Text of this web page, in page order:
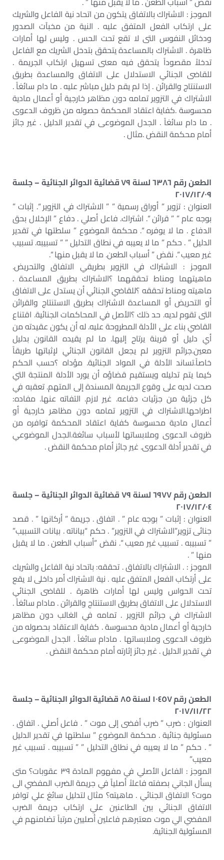
الموجز : الاشتراك بالاتفاق يتكون من اتحاد نية الفاعل والشريك
على ارتكاب الفعل المتفق عليه . النية من مخبآت الصدور
ودخائل النفوس التى لا تقع تحت الحس . وليس لها أمارات
ظاهرة . الاشتراك بالمساعدة يتحقق بتدخل الشريك مع الفاعل
تدخلاً مقصوداً يتحقق فيه معنى تسهيل ارتكاب الجريمة .
للقاضى الجنائي الاستدلال على الاتفاق والمساعدة بطريق
الاستنتاج والقرائن . إذا لم يقم دليل مباشر عليه . ما دام سائغاً .
الاشتراك في التزوير تمامه دون مظاهر خارجية أو أعمال مادية
محسوسة .كفاية اعتقاد المحكمة حصوله من ظروف الدعوى
. ما دام سائغاً . الجدل الموضوعى في تقدير الدليل . غير جائز
أمام محكمة النقض .مثال .
الطعن رقم ٦٣٨٦ لسنة ٧٩ قضائية الدوائر الجنائية – جلسة
٢٠١٧/١٢/٠٩
العنوان : تزوير ” أوراق رسمية ” ” الاشتراك في التزوير “. إثبات ”
بوجه عام ” ” قرائن “. اشتراك. فاعل أصلي . دفاع ” الإخلال بحق
الدفاع . ما لا يوفره “. محكمة الموضوع ” سلطتها في تقدير
الدليل ” . حكم ” ما لا يعيبه في نطاق التدليل ” ” تسبيبه. تسبيب
غير معيب “. نقض ” أسباب الطعن. ما لا يقبل منها “.
الموجز : الاشتراك في التزوير بطريقي الاتفاق والتحريض.
ماهيتهما ومناط تحققهما ؟الاشتراك بطريق المساعدة .
ماهيته ومناط تحققه ؟للقاضي الجنائي أن يستدل على الاتفاق
أو التحريض أو المساعدة الاشتراك بطريق الاستنتاج والقرائن
التى تقوم لديه. حد ذلك ؟الأصل في المحاكمات الجنائية. اقتناع
القاضي بناء على الأدلة المطروحة عليه. له أن يكون عقيدته من
أي دليل أو قرينة يرتاح إليها. ما لم يقيده القانون بدليل
معين.جرائم التزوير لم يجعل القانون الجنائي لإثباتها طريقاً
خاصاً.تساند الأدلة في المواد الجنائية. مؤداه ؟حسب الحكم
كيما يتم تدليله ويستقيم قضاؤه أن يورد الأدلة المنتجة التي
صحت لديه على وقوع الجريمة المسندة إلى المتهم. تعقبه في
كل جزئية من جزئيات دفاعه. غير لازم. التفاته عنها. مفاده:
اطراحها.الاشتراك في التزوير تمامه دون مظاهر خارجية أو
أعمال مادية محسوسة كفاية اعتقاد المحكمة توافره من
ظروف الدعوى وملابساتها لأسباب سائغة.الجدل الموضوعي
في تقدير أدلة الدعوى. غير جائز أمام محكمة النقض .
الطعن رقم ٦٩٧٧ لسنة ٧٩ قضائية الدوائر الجنائية – جلسة
٢٠١٧/١٢/٠٤
العنوان : إثبات ” بوجه عام ” . اتفاق . جريمة ” أركانها ” . قصد
جنائى تزوير”الاشتراك في التزوير” . حكم “بياناته . بيانات التسبيب”
” تسبيبه . تسبيب غير معيب “. نقض “أسباب الطعن . ما لا يقبل
منها ” .
الموجز : . الاشتراك بالاتفاق . تحققه: باتحاد نية الفاعل والشريك
على أرتكاب الفعل المتفق عليه . نية الاشتراك أمر داخلى لا يقع
تحت الحواس وليس لها أمارات ظاهرة . للقاضى الجنائي
الاستدلال على الاتفاق بطريق الاستنتاج والقرائن . مادام سائغاً .
الاشتراك في جرائم التزوير . تمامه في الغالب دون مظاهر
خارجية أو أعمال مادية محسوسة . كفاية الاعتقاد بحصوله من
ظروف الدعوى وملابساتها . مادام سائغاً . الجدل الموضوعى
في تقدير الدليل . غير جائز إثارته أمام محكمة النقض .
الطعن رقم ١٠٤٥٧ لسنة ٨٥ قضائية الدوائر الجنائية – جلسة
٢٠١٧/١١/٢٢
العنوان : ضرب ” ضرب أفضى إلى موت ” . فاعل أصلي . اتفاق .
مسئولية جنائية . محكمة الموضوع ” سلطتها في تقدير الدليل
” . حكم ” ما لا يعيبه في نطاق التدليل ” ” تسبيبه . تسبيب غير
معيب”
الموجز : الفاعل الأصلي في مفهوم المادة ٣٩ عقوبات؟ متى
يسأل الجاني بصفته فاعلاً أصلياً في جريمة الضرب المفضي الى
موت؟ الاتفاق الجنائي . ماهيته؟ مثال لتدليل سائغ علي توافر
الاتفاق الجنائي بين الطاعنين علي ارتكاب جريمة الضرب
المفضي الي موت معتبرهم فاعلين أصليين مرتباً تضامنهم في
المسئولية الجنائية.